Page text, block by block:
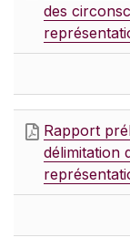
des
Rapport
délimitation